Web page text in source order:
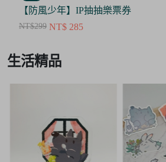
【茜色線上抽票券】限量周邊抽抽樂
NT$100 NT$ 50
3
生活精品